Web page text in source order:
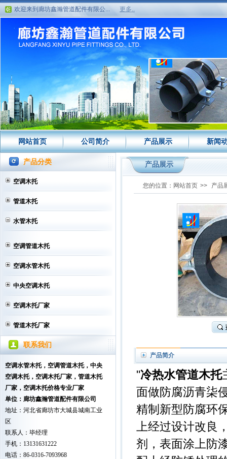
欢迎来到廊坊鑫瀚管道配件有限公...
欢迎来到廊坊鑫瀚管道配件有限公...
更多..
网站首页 公司简介 产品展示 新闻
产品分类
空调木托
管道木托
水管木托
空调管道木托
空调水管木托
中央空调木托
空调木托厂家
管道木托厂家
联系我们
空调水管木托，空调管道木托，中央
空调木托，空调木托厂家，管道木托
厂家，空调木托价格专业厂家
单位：廊坊鑫瀚管道配件有限公司
地址：河北省廊坊市大城县城南工业
区
联系人：毕经理
手机：13131631222
电话：86-0316-7093968
产品展示
您的位置： 网站首页 >> 产品
产品简介
"冷热水管道木托
面做防腐沥青柒
精制新型防腐环
上经过设计改良
剂，表面涂上防